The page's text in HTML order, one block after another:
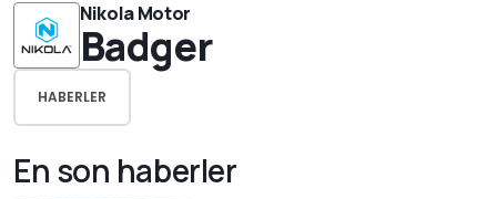
Nikola Motor
Badger
HABERLER
En son haberler